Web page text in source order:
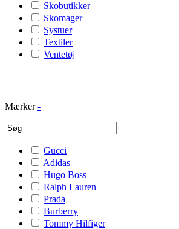
Skobutikker
Skomager
Systuer
Textiler
Ventetøj
Mærker -
Gucci
Adidas
Hugo Boss
Ralph Lauren
Prada
Burberry
Tommy Hilfiger